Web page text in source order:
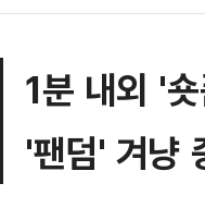
1분 내외 '
'팬덤' 겨냥